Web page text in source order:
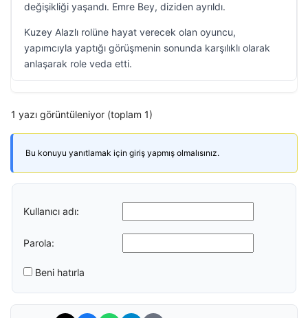
değişikliği yaşandı. Emre Bey, diziden ayrıldı.
Kuzey Alazlı rolüne hayat verecek olan oyuncu,
yapımcıyla yaptığı görüşmenin sonunda karşılıklı olarak
anlaşarak role veda etti.
1 yazı görüntüleniyor (toplam 1)
Bu konuyu yanıtlamak için giriş yapmış olmalısınız.
Kullanıcı adı:
Parola:
Beni hatırla